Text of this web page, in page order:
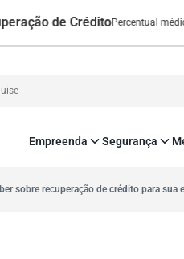
de Crédito Percentual médio no ano
Empreenda Segurança
Proteção de Dados Open
sobre recuperação de crédito para sua